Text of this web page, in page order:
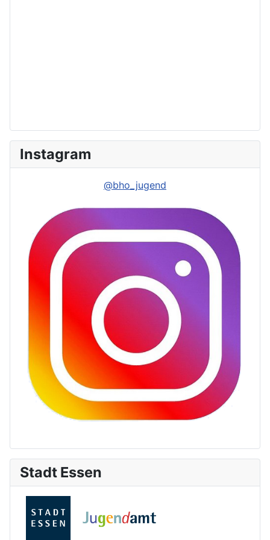
Instagram
@bho_jugend
Stadt Essen